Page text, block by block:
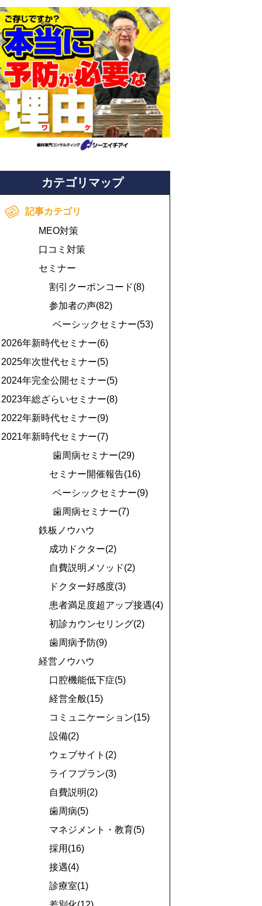
カテゴリマップ
記事カテゴリ
MEO対策
口コミ対策
セミナー
割引クーポンコード(8)
参加者の声(82)
ベーシックセミナー(53)
2026年新時代セミナー(6)
2025年次世代セミナー(5)
2024年完全公開セミナー(5)
2023年総ざらいセミナー(8)
2022年新時代セミナー(9)
2021年新時代セミナー(7)
歯周病セミナー(29)
セミナー開催報告(16)
ベーシックセミナー(9)
歯周病セミナー(7)
鉄板ノウハウ
成功ドクター(2)
自費説明メソッド(2)
ドクター好感度(3)
患者満足度超アップ接遇(4)
初診カウンセリング(2)
歯周病予防(9)
経営ノウハウ
口腔機能低下症(5)
経営全般(15)
コミュニケーション(15)
設備(2)
ウェブサイト(2)
ライフプラン(3)
自費説明(2)
歯周病(5)
マネジメント・教育(5)
採用(16)
接遇(4)
診療室(1)